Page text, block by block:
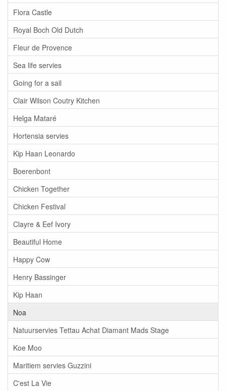
Flora Castle
Royal Boch Old Dutch
Fleur de Provence
Sea life servies
Going for a sail
Clair Wilson Coutry Kitchen
Helga Mataré
Hortensia servies
Kip Haan Leonardo
Boerenbont
Chicken Together
Chicken Festival
Clayre & Eef Ivory
Beautiful Home
Happy Cow
Henry Bassinger
Kip Haan
Noa
Natuurservies Tettau Achat Diamant Mads Stage
Koe Moo
Maritiem servies Guzzini
C'est La Vie